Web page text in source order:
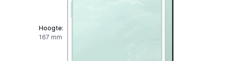
Hoogte:
167 mm